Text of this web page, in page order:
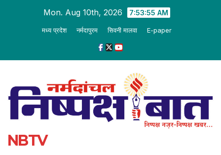
Mon. Aug 10th, 2026 7:53:56 AM
मध्य प्रदेश नर्मदापुरम सिवनी मालवा E-paper
NBTV